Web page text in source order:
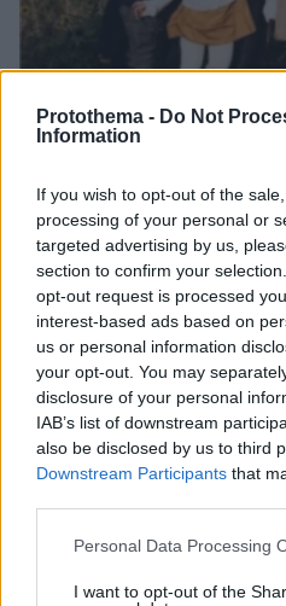
Protothema - Do Not
Information
If you wish to opt-out of the
processing of your personal or
targeted advertising by us,
section to confirm your
opt-out request is processed
interest-based ads based on
us or personal information
your opt-out. You may
disclosure of your personal
IAB’s list of downstream
also be disclosed by us to third
Downstream Participants that
Please note that this website/
not limited to your visit or usage
Personal Data Processing
I want to opt-out of the
«Τα παιδιά έχουν μια
μήνυμα της μητέρας στον
δολοφονήσει τα τέσσερα